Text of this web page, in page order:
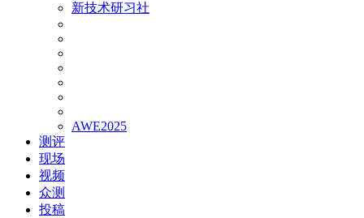
新技术研习社
AWE2025
测评
现场
视频
众测
投稿